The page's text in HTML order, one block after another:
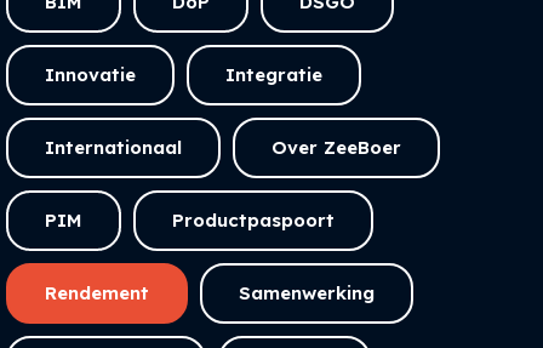
Innovatie Integratie
Internationaal Over ZeeBoer
PIM Productpaspoort
Rendement Samenwerking